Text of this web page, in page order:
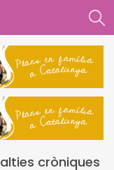
cròniques